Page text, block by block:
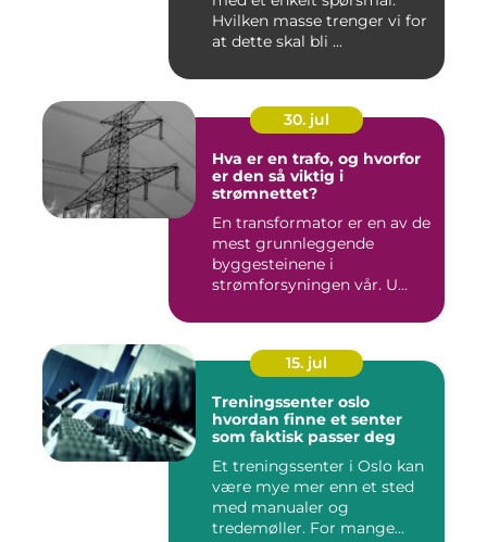
Hvilken masse trenger vi for
at dette skal bli ...
30. jul
Hva er en trafo, og hvorfor
er den så viktig i
strømnettet?
En transformator er en av de
mest grunnleggende
byggesteinene i
strømforsyningen vår. U...
15. jul
Treningssenter oslo
hvordan finne et senter
som faktisk passer deg
Et treningssenter i Oslo kan
være mye mer enn et sted
med manualer og
tredemøller. For mange